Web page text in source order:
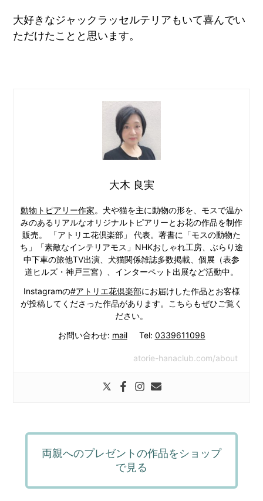
大好きなジャックラッセルテリアもいて喜んでい
ただけたことと思います。
大木 良実
動物トピアリー作家。犬や猫を主に動物の形を、モスで温か
みのあるリアルなオリジナルトピアリーとお花の作品を制作
販売。 「アトリエ花倶楽部」 代表。著書に「モスの動物た
ち」「素敵なインテリアモス」NHKおしゃれ工房、ぶらり途
中下車の旅他TV出演、犬猫関係雑誌多数掲載、個展（表参
道ヒルズ・神戸三宮）、インターペット出展など活動中。
Instagramの#アトリエ花倶楽部にお届けした作品とお客様
が投稿してくださった作品があります。こちらもぜひご覧く
ださい。
お問い合わせ: mailTel: 0339611098
atorie-hanaclub.com/about
両親へのプレゼントの作品をショップ
で見る